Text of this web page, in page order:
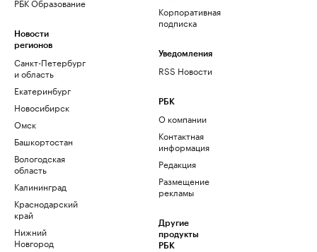
Новости
регионов
Санкт-Петербург
и область
Екатеринбург
Новосибирск
Омск
Башкортостан
Вологодская
область
Калининград
Краснодарский
край
Нижний
Новгород
Корпоративная
подписка
Уведомления
RSS Новости
РБК
О компании
Контактная
информация
Редакция
Размещение
рекламы
Другие
продукты
РБК